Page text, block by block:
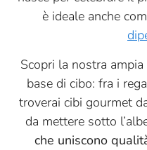
è ideale anche
Scopri la nostra
base di cibo: fra i
troverai cibi gourmet
da mettere sotto
che uniscono